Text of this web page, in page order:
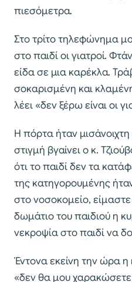
πιεσόμετρα.
Στο τρίτο τηλεφώνημα
στο παιδί οι γιατροί.
είδα σε μια καρέκλα.
σοκαρισμένη και
λέει «δεν ξέρω είναι οι
Η πόρτα ήταν
στιγμή βγαίνει ο κ.
ότι το παιδί δεν τα
της κατηγορουμένης
στο νοσοκομείο,
δωμάτιο του παιδιού η
νεκροψία στο παιδί να
Έντονα εκείνη την ώρα η
«δεν θα μου χαρακώσετε